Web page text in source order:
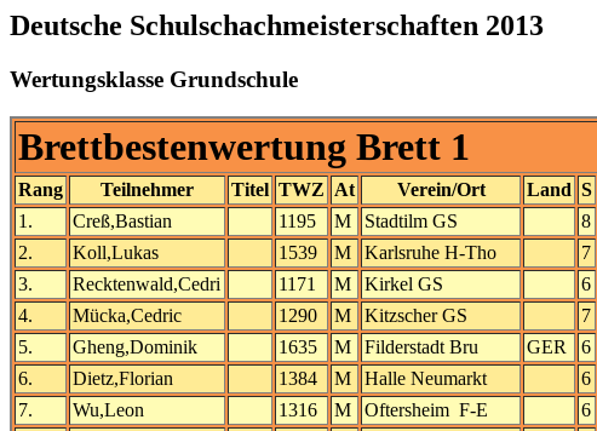
Deutsche Schulschachmeisterschaften 2013
Wertungsklasse Grundschule
Brettbestenwertung Brett 1
Rang Teilnehmer Titel TWZ At Verein/Ort Land S
1.
Creß,Bastian 1195 M Stadtilm GS 8
2.
Koll,Lukas 1539 M Karlsruhe H-Tho 7
3.
Recktenwald,Cedri 1171 M Kirkel GS 6
4.
Mücka,Cedric 1290 M Kitzscher GS 7
5.
Gheng,Dominik 1635 M Filderstadt Bru GER 6
6.
Dietz,Florian 1384 M Halle Neumarkt 6
7.
Wu,Leon 1316 M Oftersheim F-E 6